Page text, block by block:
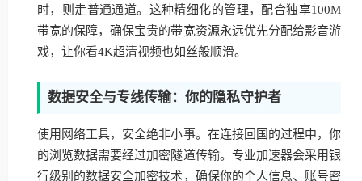
时，则走普通通道。这种精细化的管理，配合独享100M
带宽的保障，确保宝贵的带宽资源永远优先分配给影音游
戏，让你看4K超清视频也如丝般顺滑。
数据安全与专线传输：你的隐私守护者
使用网络工具，安全绝非小事。在连接回国的过程中，你
的浏览数据需要经过加密隧道传输。专业加速器会采用银
行级别的数据安全加密技术，确保你的个人信息、账号密